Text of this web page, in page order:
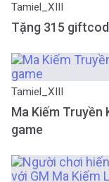
Tamiel_XIII
Tặng 315
Tamiel_XIII
Ma Kiếm Truyền
game